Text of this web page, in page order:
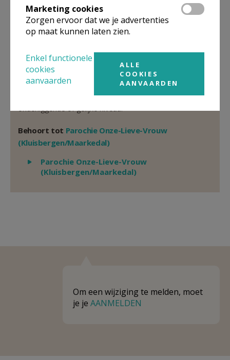
Google Maps
Organisatiestructuur
Niet gevonden wat je zocht? Hier vind je links naar de
gegevens van andere organisaties op het boven-,
onderliggende of gelijke niveau.
Behoort tot Parochie Onze-Lieve-Vrouw
(Kluisbergen/Maarkedal)
Weergeven
Parochie Onze-Lieve-Vrouw
(Kluisbergen/Maarkedal)
Om een wijziging te melden, moet
je je AANMELDEN
Marketing cookies
Zorgen ervoor dat we je advertenties
op maat kunnen laten zien.
Enkel functionele
cookies
aanvaarden
ALLE
COOKIES
AANVAARDEN